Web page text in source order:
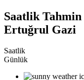
Saatlik Tahmin
Ertuğrul Gazi
Saatlik
Günlük